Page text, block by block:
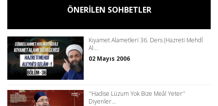
ÖNERİLEN SOHBETLER
Kıyamet Alametleri 36. Ders (Hazreti Mehdî
Al...
02 Mayıs 2006
''Hadise Lüzum Yok Bize Meâl Yeter''
Diyenler...